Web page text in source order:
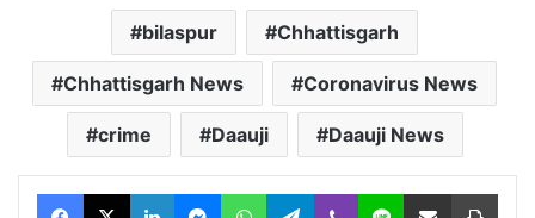
bilaspur Chhattisgarh
Chhattisgarh News Coronavirus News
crime Daauji Daauji News
Facebook
X LinkedInMessengerWhatsAppTelegram
Viber Line Share via Email Print